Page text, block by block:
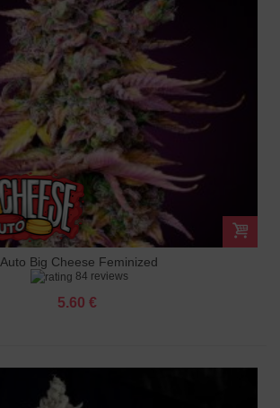
Auto Big Cheese Feminized
84 reviews
5.60 €